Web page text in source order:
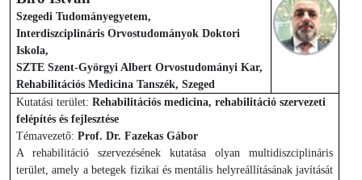
Szegedi Tudományegyetem,
Interdiszciplináris Orvostudományok Doktori
Iskola,
SZTE Szent-Györgyi Albert Orvostudományi Kar,
Rehabilitációs Medicina Tanszék, Szeged
Kutatási terület: Rehabilitációs medicina, rehabilitáció szervezeti
felépítés és fejlesztése
Témavezető: Prof. Dr. Fazekas Gábor
A rehabilitáció szervezésének kutatása olyan multidiszciplináris
terület, amely a betegek fizikai és mentális helyreállításának javítását